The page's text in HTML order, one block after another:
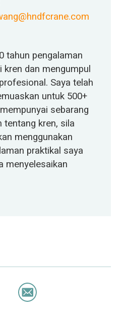
tahun pengalaman
dan mengumpul
Saya telah
untuk 500+
sebarang
tentang kren, sila
menggunakan
praktikal saya
menyelesaikan